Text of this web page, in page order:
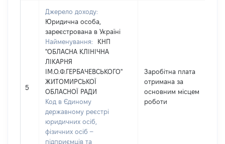
5
Джерело доходу:
Юридична особа,
зареєстрована в Україні
Найменування:
КНП
"ОБЛАСНА КЛІНІЧНА
ЛІКАРНЯ
ІМ.О.Ф.ГЕРБАЧЕВСЬКОГО"
ЖИТОМИРСЬКОЇ
ОБЛАСНОЇ РАДИ
Код в Єдиному
державному реєстрі
юридичних осіб,
фізичних осіб –
підприємців та
Заробітна плата
отримана за
основним місцем
роботи